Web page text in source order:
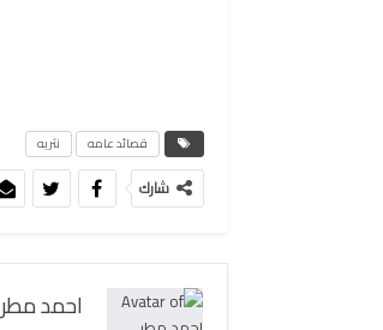
قصائد عامه نثريه
شارك
احمد مطر